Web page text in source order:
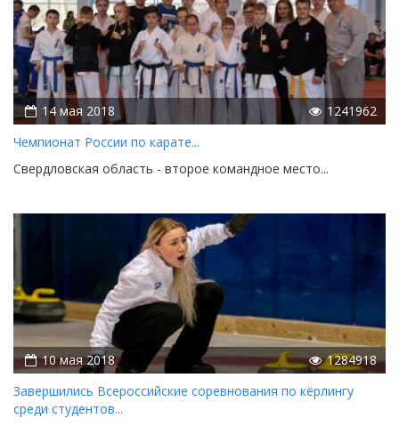
14 мая 2018
1241962
Чемпионат России по карате...
Свердловская область - второе командное место...
10 мая 2018
1284918
Завершились Всероссийские соревнования по кёрлингу
среди студентов...